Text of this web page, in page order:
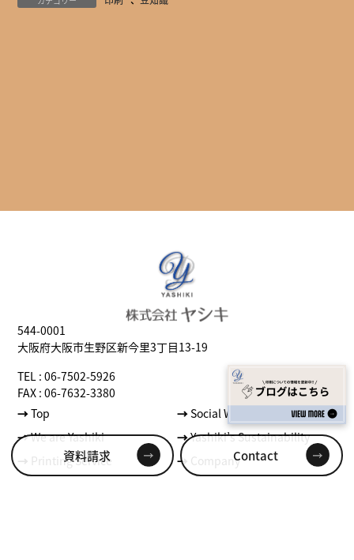
544-0001
大阪府大阪市生野区新今里3丁目13-19
TEL : 06-7502-5926
FAX : 06-7632-3380
→Top →Social Well-being
→We are Yashiki →Yashiki’s Sustainability
→ Printing Service → Company
資料請求 Contact